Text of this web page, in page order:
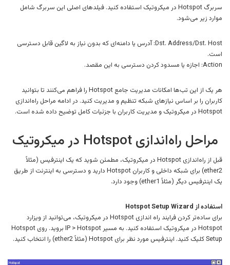
سربرگ Hotspot در میکروتیک استفاده کنید. فیلدهای اصلی این سربرگ شامل
موارد زیر می‌شود.
Dst. Address/Dst. Host: آدرس یا دامنه‌ای که بدون نیاز به لاگین قابل دسترسی
است.
Action: اجازه یا مسدود کردن دسترسی به این مقصد.
هر یک از این تب‌ها امکانات مدیریت جامع Hotspot را فراهم می‌کنند تا بتوانید
کاربران را بر اساس نیازهای شبکه تنظیم و مدیریت کنید. در ادامه مراحل راه‌اندازی
Hotspot در میکروتیک و مدیریت کاربران با جزئیات کامل توضیح داده شده است.
مراحل راه‌اندازی Hotspot در میکروتیک
قبل از راه‌اندازی Hotspot در میکروتیک، مطمئن شوید که یک اینترفیس (مثلاً
ether2) برای شبکه داخلی و کاربران Hotspot دارید و دسترسی به اینترنت از طریق
یک اینترفیس دیگر (مثلاً ether1) وجود دارد.
استفاده از Hotspot Setup Wizard
برای ساده‌تر کردن فرایند راه اندازی Hotspot در میکروتیک، می‌توانید از ویزارد
Hotspot در میکروتیک استفاده کنید. به مسیر IP > Hotspot بروید. روی Hotspot
Setup کلیک کنید. اینترفیس مورد نظر برای Hotspot (مثلاً ether2) را انتخاب کنید.